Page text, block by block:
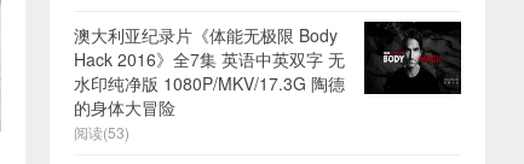
澳大利亚纪录片《体能无极限 Body
Hack 2016》全7集 英语中英双字 无
水印纯净版 1080P/MKV/17.3G 陶德
的身体大冒险
阅读(53)